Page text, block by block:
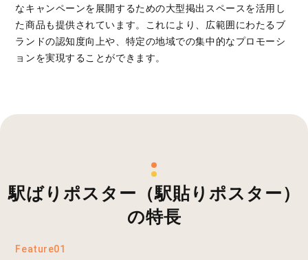
なキャンペーンを展開するための大型掲出スペースを活用し
た商品も提供されています。これにより、広範囲にわたるブ
ランドの認知度向上や、特定の地域での集中的なプロモーシ
ョンを実現することができます。
駅ばりポスター（駅貼りポスター）
の特長
Feature01